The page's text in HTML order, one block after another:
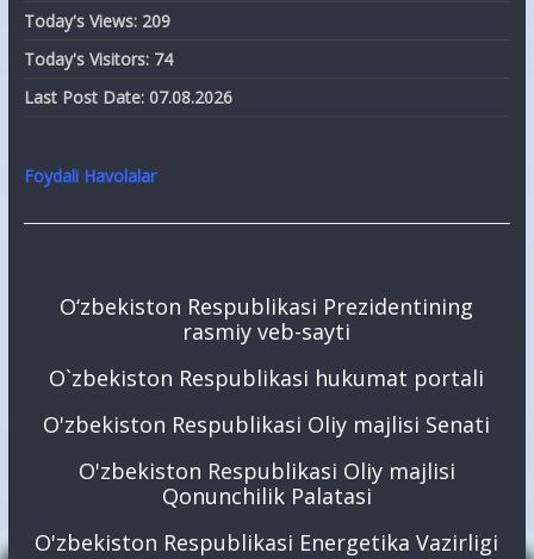
Today's Views: 209
Today's Visitors: 74
Last Post Date: 07.08.2026
Foydali Havolalar
O‘zbekiston Respublikasi Prezidentining
rasmiy veb-sayti
O`zbekiston Respublikasi hukumat portali
O'zbekiston Respublikasi Oliy majlisi Senati
O'zbekiston Respublikasi Oliy majlisi
Qonunchilik Palatasi
O'zbekiston Respublikasi Energetika Vazirligi